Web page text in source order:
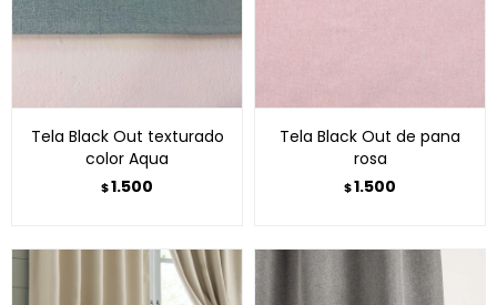
Tela Black Out texturado
color Aqua
$1.500
Tela Black Out de pana
rosa
$1.500